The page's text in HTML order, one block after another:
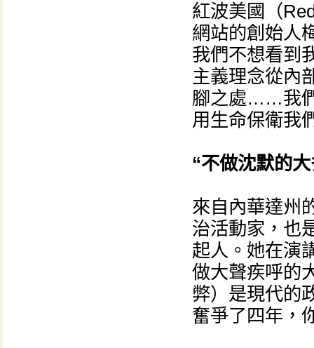
紅波美國（
網站的創始人
我們不想看到
主義理念從內
腳之處……我
用生命保衛我
“不做沈默的
來自內華達州
治活動家，也
起人。她在演
做大聲疾呼的
弊）是現代的
奮爭了四年，